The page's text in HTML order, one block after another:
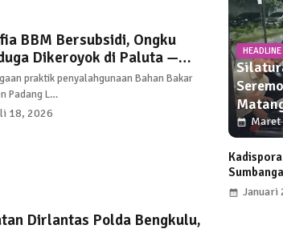
BBM Bersubsidi, Ongku
Dikeroyok di Paluta —
Pelangsir?
praktik penyalahgunaan Bahan Bakar
Padang L…
18, 2026
Dirlantas Polda Bengkulu,
HEADLINE
Maret
Januari